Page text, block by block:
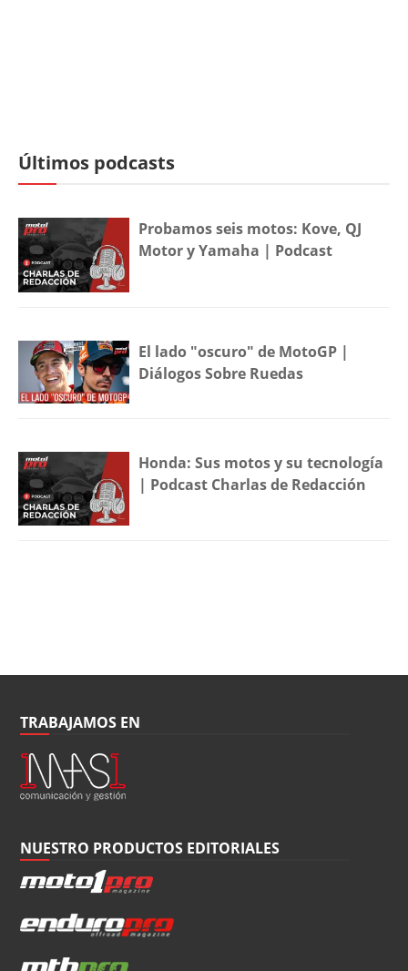
Últimos podcasts
Probamos seis motos: Kove, QJ
Motor y Yamaha | Podcast
El lado "oscuro" de MotoGP |
Diálogos Sobre Ruedas
Honda: Sus motos y su tecnología
| Podcast Charlas de Redacción
TRABAJAMOS EN
NUESTRO PRODUCTOS EDITORIALES